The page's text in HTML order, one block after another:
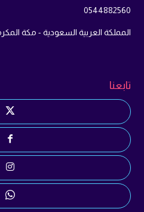
0544882560
المملكة العربية السعودية - مكة
تابعنا